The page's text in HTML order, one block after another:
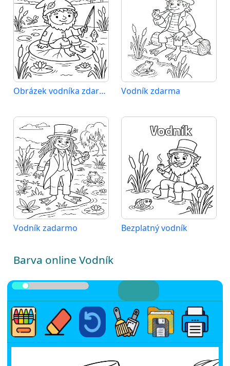
Obrázek vodníka zdarma Vodník zdarma
Vodník zadarmo Bezplatný vodník
Barva online Vodník